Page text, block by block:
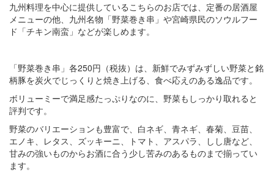
九州料理を中心に提供しているこちらのお店では、定番の居酒屋
メニューの他、九州名物「野菜巻き串」や宮崎県民のソウルフー
ド「チキン南蛮」などが楽しめます。
「野菜巻き串」各250円（税抜）は、新鮮でみずみずしい野菜と銘
柄豚を炭火でじっくりと焼き上げる、食べ応えのある逸品です。
ボリューミーで満足感たっぷりなのに、野菜もしっかり取れると
評判です。
野菜のバリエーションも豊富で、白ネギ、青ネギ、春菊、豆苗、
エノキ、レタス、ズッキーニ、トマト、アスパラ、しし唐など、
甘みの強いものからお酒に合う少し苦みのあるものまで揃ってい
ます。